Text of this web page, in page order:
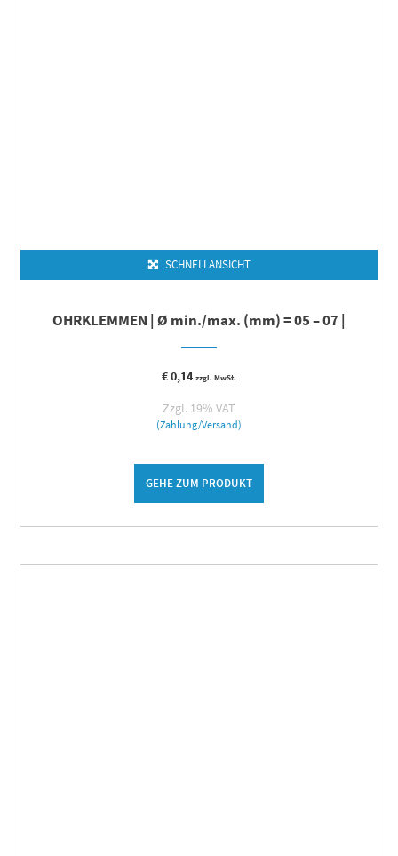
SCHNELLANSICHT
OHRKLEMMEN | Ø min./max. (mm) = 05 – 07 |
€0,14 zzgl. MwSt.
Zzgl. 19% VAT
(Zahlung/Versand)
GEHE ZUM PRODUKT